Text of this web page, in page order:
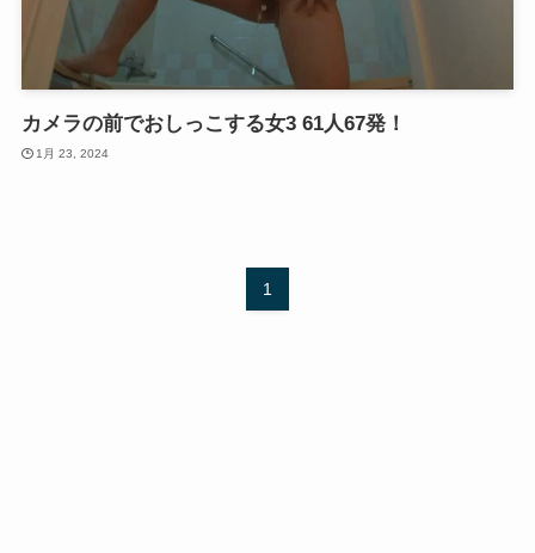
カメラの前でおしっこする女3 61人67発！
1月 23, 2024
1